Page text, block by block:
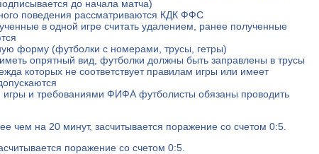
до начала матча)
поведения рассматриваются КДК ФФС
в одной игре считать удалением, ранее полученные
форму (футболки с номерами, трусы, гетры)
опрятный вид, футболки должны быть заправлены в трусы
которых не соответствует правилам игры или имеет
игры и требованиями ФИФА футболисты обязаны проводить
чем на 20 минут, засчитывается поражение со счетом 0:5.
поражение со счетом 0:5.